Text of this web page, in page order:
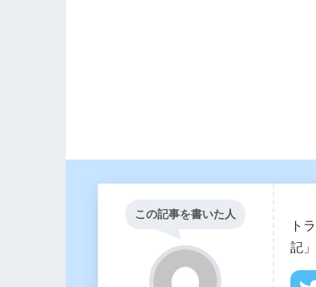
この記事を書いた人
ト
記